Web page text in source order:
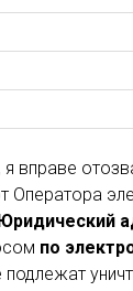
вправе
Оператора
по